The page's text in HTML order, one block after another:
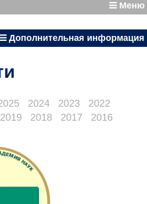
Меню
Дополнительная информация
2024 2023
2022
2019 2018 2017 2016